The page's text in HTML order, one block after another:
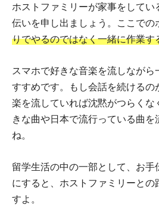
ホストファミリーが家事をしてい
伝いを申し出ましょう。ここでの
りでやるのではなく一緒に作業す
スマホで好きな音楽を流しながら
すすめです。もし会話を続けるの
楽を流していれば沈黙がつらくな
きな曲や日本で流行っている曲
ね。
留学生活の中の一部として、お
にすると、ホストファミリーとの
すよ。